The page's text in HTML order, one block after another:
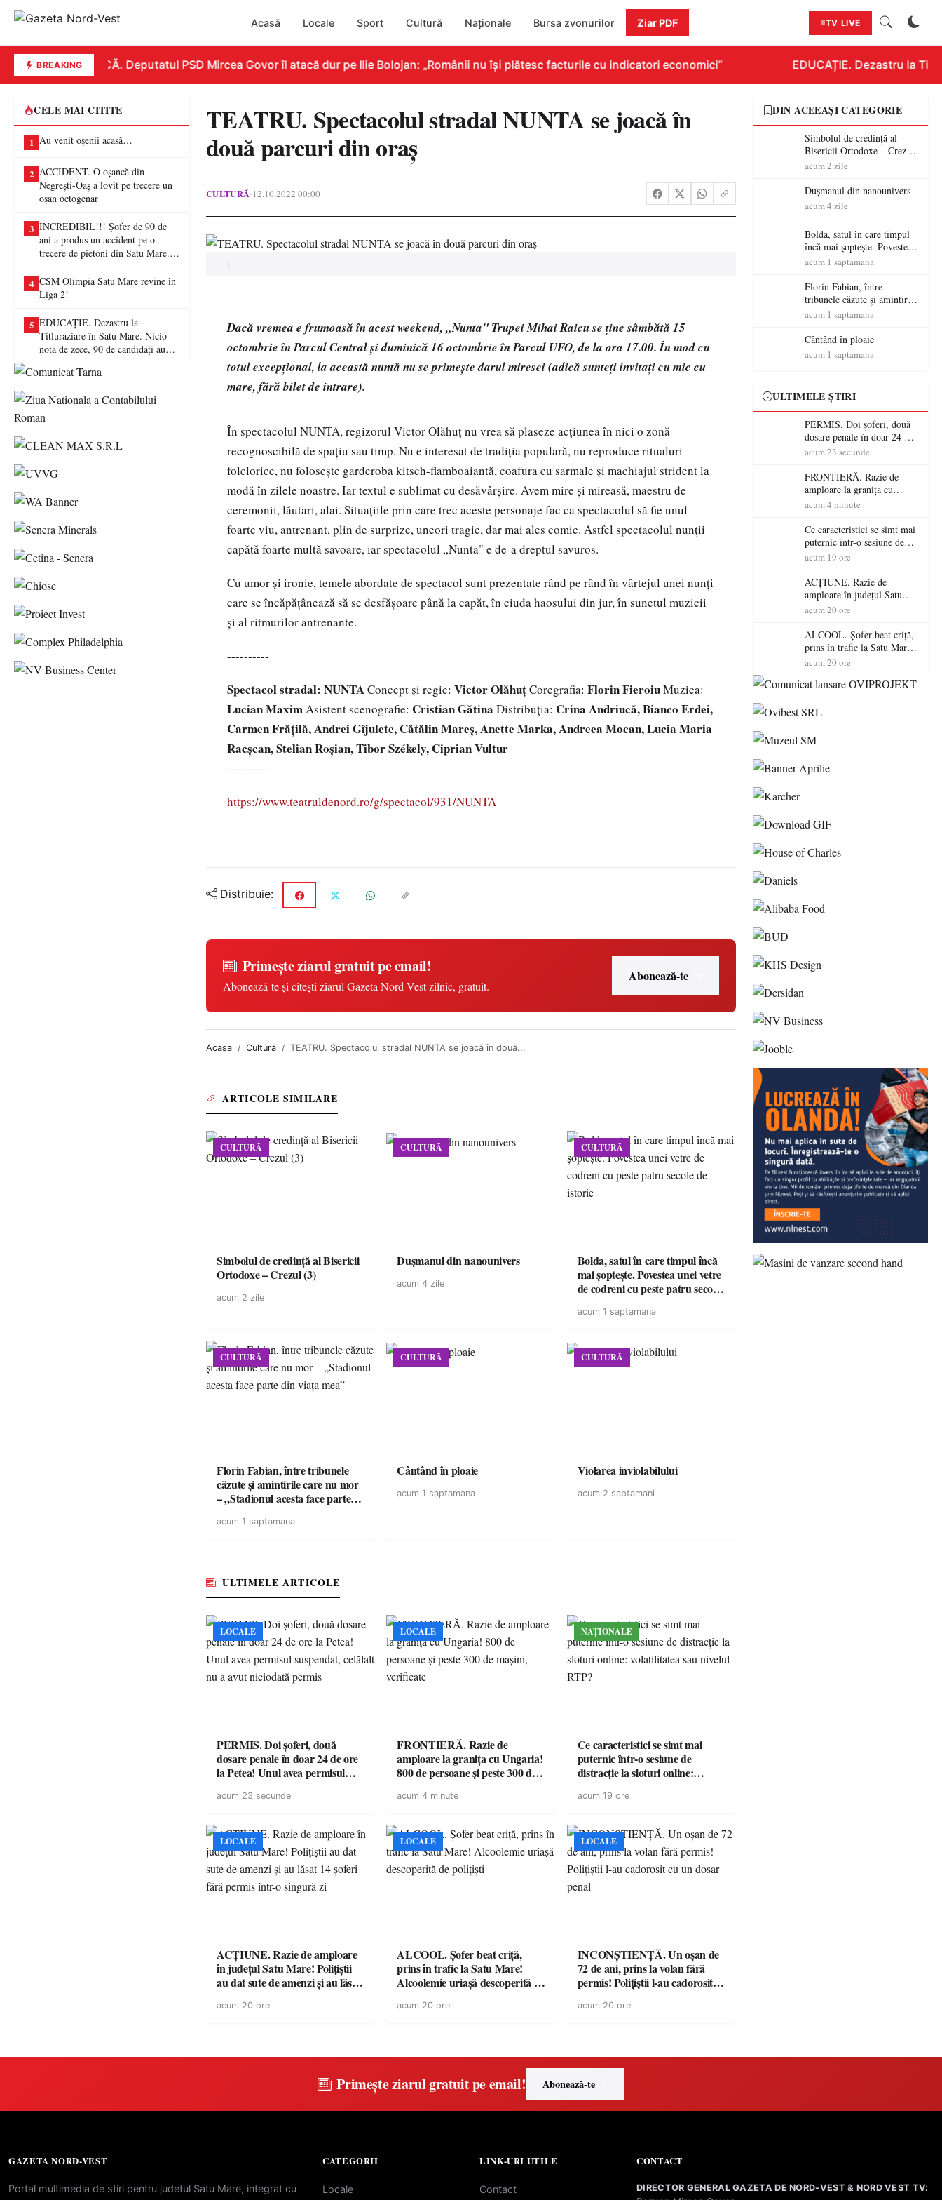
Acasă Locale Sport Cultură Naționale Bursa zvonurilor Ziar PDF TV LIVE
BREAKINGREPLICĂ. Deputatul PSD Mircea Govor îl atacă dur pe Ilie Bolojan: „Românii nu își plătesc facturile cu indicatori economici” EDUCAȚIE. Dezastru la
CELE MAI CITITE
1 Au venit oșenii acasă…
2 ACCIDENT. O oșancă din
Negrești-Oaș a lovit pe trecere un
oșan octogenar
3 INCREDIBIL!!! Șofer de 90 de
ani a produs un accident pe o
trecere de pietoni din Satu Mare. O
4 CSM Olimpia Satu Mare revine în
Liga 2!
5 EDUCAȚIE. Dezastru la
Titluraziare în Satu Mare. Nicio
notă de zece, 90 de candidați au
TEATRU. Spectacolul stradal NUNTA se joacă în
două parcuri din oraș
CULTURĂ•12.10.2022 00:00
|
Dacă vremea e frumoasă în acest weekend, „Nunta" Trupei Mihai Raicu se ține sâmbătă 15
octombrie în Parcul Central și duminică 16 octombrie în Parcul UFO, de la ora 17.00. În mod cu
totul excepțional, la această nuntă nu se primește darul miresei (adică sunteți invitați cu mic cu
mare, fără bilet de intrare).
În spectacolul NUNTA, regizorul Victor Olăhuț nu vrea să plaseze acțiunea în nici o zonă
recognoscibilă de spațiu sau timp. Nu e interesat de tradiția populară, nu reproduce ritualuri
folclorice, nu folosește garderoba kitsch-flamboaiantă, coafura cu sarmale și machiajul strident la
modă în zilele noastre. Iar textul e sublimat cu desăvârșire. Avem mire și mireasă, maestru de
ceremonii, lăutari, alai. Situațiile prin care trec aceste personaje fac ca spectacolul să fie unul
foarte viu, antrenant, plin de surprize, uneori tragic, dar mai ales comic. Astfel spectacolul nunții
capătă foarte multă savoare, iar spectacolul „Nunta" e de-a dreptul savuros.
Cu umor și ironie, temele abordate de spectacol sunt prezentate rând pe rând în vârtejul unei nunți
care se încăpățânează să se desfășoare până la capăt, în ciuda haosului din jur, în sunetul muzicii
și al ritmurilor antrenante.
----------
Spectacol stradal: NUNTAConcept și regie: Victor OlăhuțCoregrafia: Florin FieroiuMuzica:
Lucian MaximAsistent scenografie: Cristian Gătina Distribuția: Crina Andriucă, Bianco Erdei,
Carmen Frățilă, Andrei Gîjulete, Cătălin Mareș, Anette Marka, Andreea Mocan, Lucia Maria
Racșcan, Stelian Roșian, Tibor Székely, Ciprian Vultur
----------
https://www.teatruldenord.ro/g/spectacol/931/NUNTA
Distribuie:
Primește ziarul gratuit pe email!
Abonează-te și citești ziarul Gazeta Nord-Vest zilnic, gratuit.
Abonează-te
Acasa Cultură TEATRU. Spectacolul stradal NUNTA se joacă în două...
ARTICOLE SIMILARE
CULTURĂ
Simbolul de credinţă al Bisericii
Ortodoxe – Crezul (3)
acum 2 zile
CULTURĂ
Dușmanul din nanounivers
acum 4 zile
CULTURĂ
Bolda, satul în care timpul încă
mai șoptește. Povestea unei vetre
de codreni cu peste patru secole
acum 1 saptamana
CULTURĂ
Florin Fabian, între tribunele
căzute și amintirile care nu mor
– „Stadionul acesta face parte
acum 1 saptamana
CULTURĂ
Cântând în ploaie
acum 1 saptamana
CULTURĂ
Violarea inviolabilului
acum 2 saptamani
ULTIMELE ARTICOLE
LOCALE
PERMIS. Doi șoferi, două
dosare penale în doar 24 de ore
la Petea! Unul avea permisul
niciodată permis
acum 23 secunde
LOCALE
FRONTIERĂ. Razie de
amploare la granița cu Ungaria!
800 de persoane și peste 300 de
acum 4 minute
NAȚIONALE
Ce caracteristici se simt mai
puternic într-o sesiune de
distracție la sloturi online:
acum 19 ore
LOCALE
ACȚIUNE. Razie de amploare
în județul Satu Mare! Polițiștii
au dat sute de amenzi și au lăsat
singură zi
acum 20 ore
LOCALE
ALCOOL. Șofer beat criță,
prins în trafic la Satu Mare!
Alcoolemie uriașă descoperită de
acum 20 ore
LOCALE
INCONȘTIENȚĂ. Un oșan de
72 de ani, prins la volan fără
permis! Polițiștii l-au cadorosit
acum 20 ore
DIN ACEEAȘI CATEGORIE
Simbolul de credinţă al
Bisericii Ortodoxe – Crezul
(3)
acum 2 zile
Dușmanul din nanounivers
acum 4 zile
Bolda, satul în care timpul
încă mai șoptește. Povestea
unei vetre de codreni cu
peste patru secole de istorie
acum 1 saptamana
Florin Fabian, între
tribunele căzute și amintirile
care nu mor – „Stadionul
acesta face parte din viața
mea”
acum 1 saptamana
Cântând în ploaie
acum 1 saptamana
ULTIMELE ȘTIRI
PERMIS. Doi șoferi, două
dosare penale în doar 24 de
ore la Petea! Unul avea
nu a avut niciodată permis
acum 23 secunde
FRONTIERĂ. Razie de
amploare la granița cu
Ungaria! 800 de persoane și
verificate
acum 4 minute
Ce caracteristici se simt mai
puternic într-o sesiune de
distracție la sloturi online:
RTP?
acum 19 ore
ACȚIUNE. Razie de
amploare în județul Satu
Mare! Polițiștii au dat sute
șoferi fără permis într-o
singură zi
acum 20 ore
ALCOOL. Șofer beat criță,
prins în trafic la Satu Mare!
Alcoolemie uriașă
acum 20 ore
Primește ziarul gratuit pe email! Abonează-te
GAZETA NORD-VEST
Portal multimedia de stiri pentru judetul Satu Mare, integrat cu
CATEGORII
Locale
LINK-URI UTILE
Contact
CONTACT
DIRECTOR GENERAL GAZETA DE NORD-VEST & NORD VEST TV: